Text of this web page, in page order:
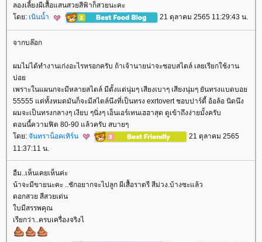
ลองเลี้ยงผีเสื้อแสนสวยสีฟ้าก็สวยนะคะ
ดย: เนินน้ำ 21 ตุลาคม 2565 11:29:43 น.
จากบล๊อก
ผมไม่ได้ทำงานเก่งอะไรหรอกครับ ถ้าเจ้านายน่าจะชอบสไตล์ เลยเรียกใช้งาน
บ่อ
เพราะในแผนกจะมีหลายสไตล์ มีตั้งแต่นุ่มๆ เสียงเบาๆ เสียงนุ่มๆ ยันทรงแบดบอ
55555 แต่ทั้งหมดมันก็จะมีสไตล์นึงที่เป็นทรง exrtovert ชอบปาร์ตี้ อ้อล้อ นิดนึง
ผมจะเป็นทรงกลางๆ เงียบ ๆนิ่งๆ เอ็นเอร์เทนเฮฮาสุด ดูเข้าถึงง่ายมั้งครับ
ตอนนี้ความฟิต 80-90 แล้วครับ สบายๆ
ดย: จันทราน็อคเทิร์น
21 ตุลาคม 2565
11:37:11 น.
อืม..เห็นเคยเห็นค่ะ
น้าจะมีขายนะคะ ..ชักอยากจะไปลูก ผีเสื้อราตรี สีม่วง.บ้างซะแล้ว
ดอกสวย สีสวยเด่น
บมีสรรพคุณ
เรียกว่า..ครบเครื่องจริงไ